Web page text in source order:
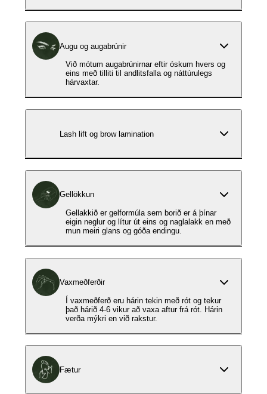
Augu og augabrúnir
Við mótum augabrúnirnar eftir óskum hvers og
eins með tilliti til andlitsfalla og náttúrulegs
hárvaxtar.
Lash lift og brow lamination
Gellökkun
Gellakkið er gelformúla sem borið er á þínar
eigin neglur og lítur út eins og naglalakk en með
mun meiri glans og góða endingu.
Vaxmeðferðir
Í vaxmeðferð eru hárin tekin með rót og tekur
það hárið 4-6 vikur að vaxa aftur frá rót. Hárin
verða mýkri en við rakstur.
Fætur